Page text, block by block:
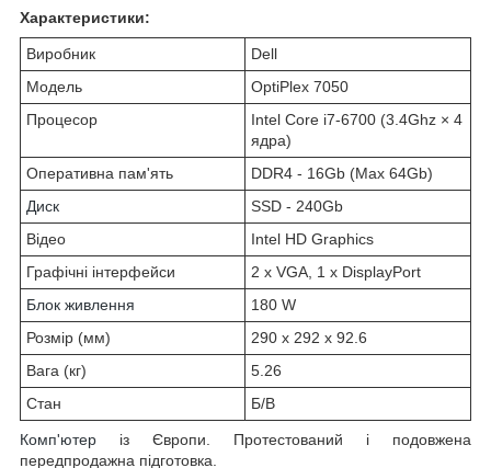
Характеристики:
Виробник
Dell
Модель
OptiPlex 7050
Процесор
Intel Core i7-6700 (3.4Ghz × 4
ядра)
Оперативна пам'ять
DDR4 - 16Gb (Max 64Gb)
Диск
SSD - 240Gb
Відео
Intel HD Graphics
Графічні інтерфейси
2 x VGA, 1 x DisplayPort
Блок живлення
180 W
Розмір (мм)
290 x 292 x 92.6
Вага (кг)
5.26
Стан
Б/В
Комп'ютер із Європи. Протестований і подовжена
передпродажна підготовка.